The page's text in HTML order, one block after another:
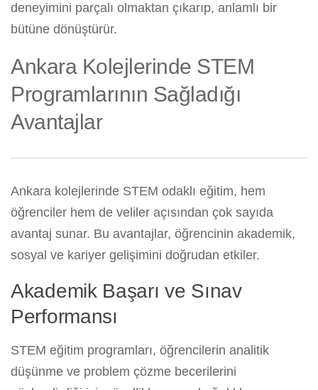
deneyimini parçalı olmaktan çıkarıp, anlamlı bir
bütüne dönüştürür.
Ankara Kolejlerinde STEM
Programlarının Sağladığı
Avantajlar
Ankara kolejlerinde STEM odaklı eğitim, hem
öğrenciler hem de veliler açısından çok sayıda
avantaj sunar. Bu avantajlar, öğrencinin akademik,
sosyal ve kariyer gelişimini doğrudan etkiler.
Akademik Başarı ve Sınav
Performansı
STEM eğitim programları, öğrencilerin analitik
düşünme ve problem çözme becerilerini